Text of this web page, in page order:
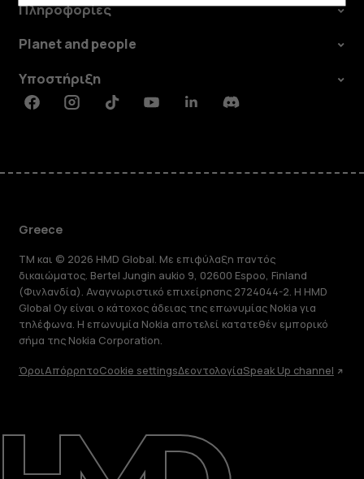
Επισκευή, επαναχρησιμοποίηση,
ανακύκλωση
Πληροφορίες
Planet and people
Υποστήριξη
FacebookInstagramTiktokYoutubeLinkedinDiscord
Greece
TM και © 2026 HMD Global. Με επιφύλαξη παντός
δικαιώματος. Bertel Jungin aukio 9, 02600 Espoo, Finland
(Φινλανδία). Αναγνωριστικό επιχείρησης 2724044-2. Η HMD
Global Oy είναι ο κάτοχος άδειας της επωνυμίας Nokia για
τηλέφωνα. Η επωνυμία Nokia αποτελεί κατατεθέν εμπορικό
σήμα της Nokia Corporation.
ΌροιΑπόρρητοCookie settingsΔεοντολογίαSpeak Up channel